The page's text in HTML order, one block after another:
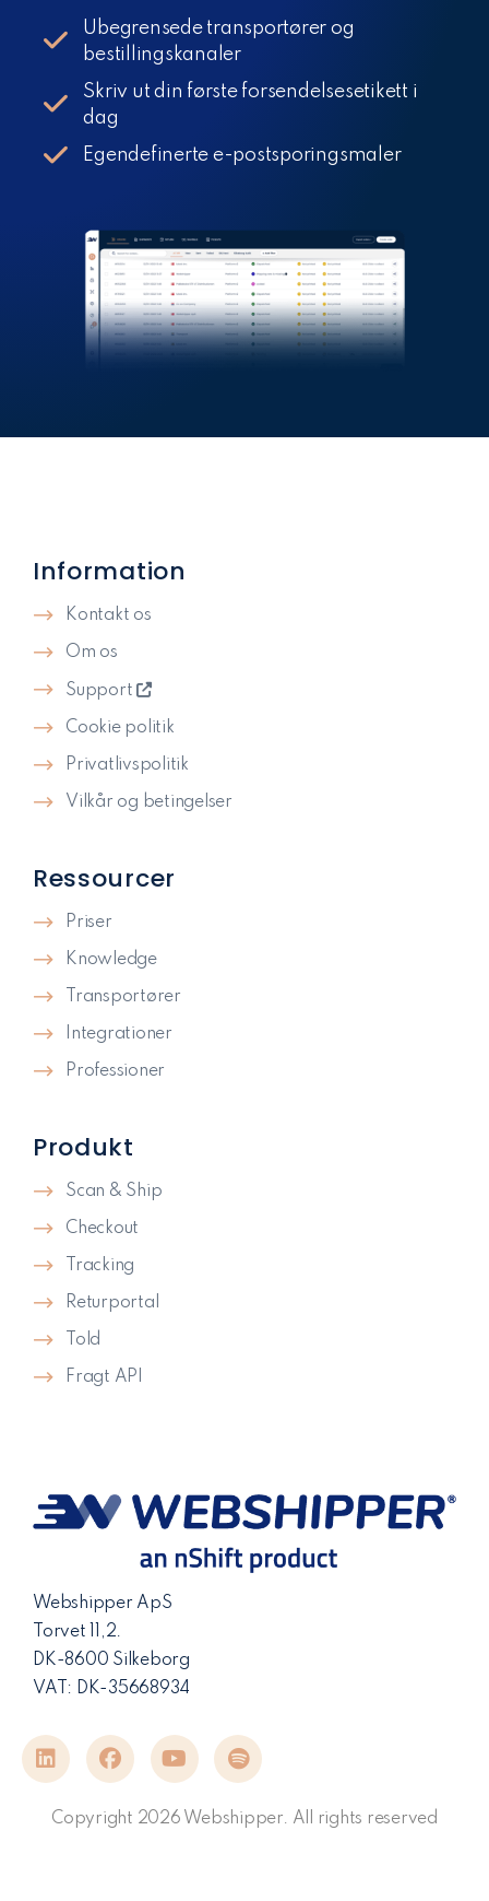
Ubegrensede transportører og
bestillingskanaler
Skriv ut din første forsendelsesetikett i
dag
Egendefinerte e-postsporingsmaler
Webshipper ApS
Torvet 11,2.
DK-8600 Silkeborg
VAT: DK-35668934
Produkt
Scan & Ship
Checkout
Tracking
Returportal
Told
Fragt API
Ressourcer
Priser
Knowledge
Transportører
Integrationer
Professioner
Information
Kontakt os
Om os
Support
Cookie politik
Privatlivspolitik​
Vilkår og betingelser
Copyright 2026 Webshipper. All rights reserved